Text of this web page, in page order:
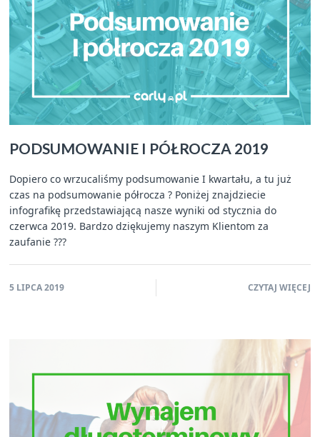
PODSUMOWANIE I PÓŁROCZA 2019
Dopiero co wrzucaliśmy podsumowanie I kwartału, a tu już
czas na podsumowanie półrocza ? Poniżej znajdziecie
infografikę przedstawiającą nasze wyniki od stycznia do
czerwca 2019. Bardzo dziękujemy naszym Klientom za
zaufanie ???
5 LIPCA 2019 CZYTAJ WIĘCEJ